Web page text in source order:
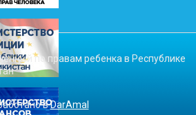
по правам ребенка в Республике
вDarAmal